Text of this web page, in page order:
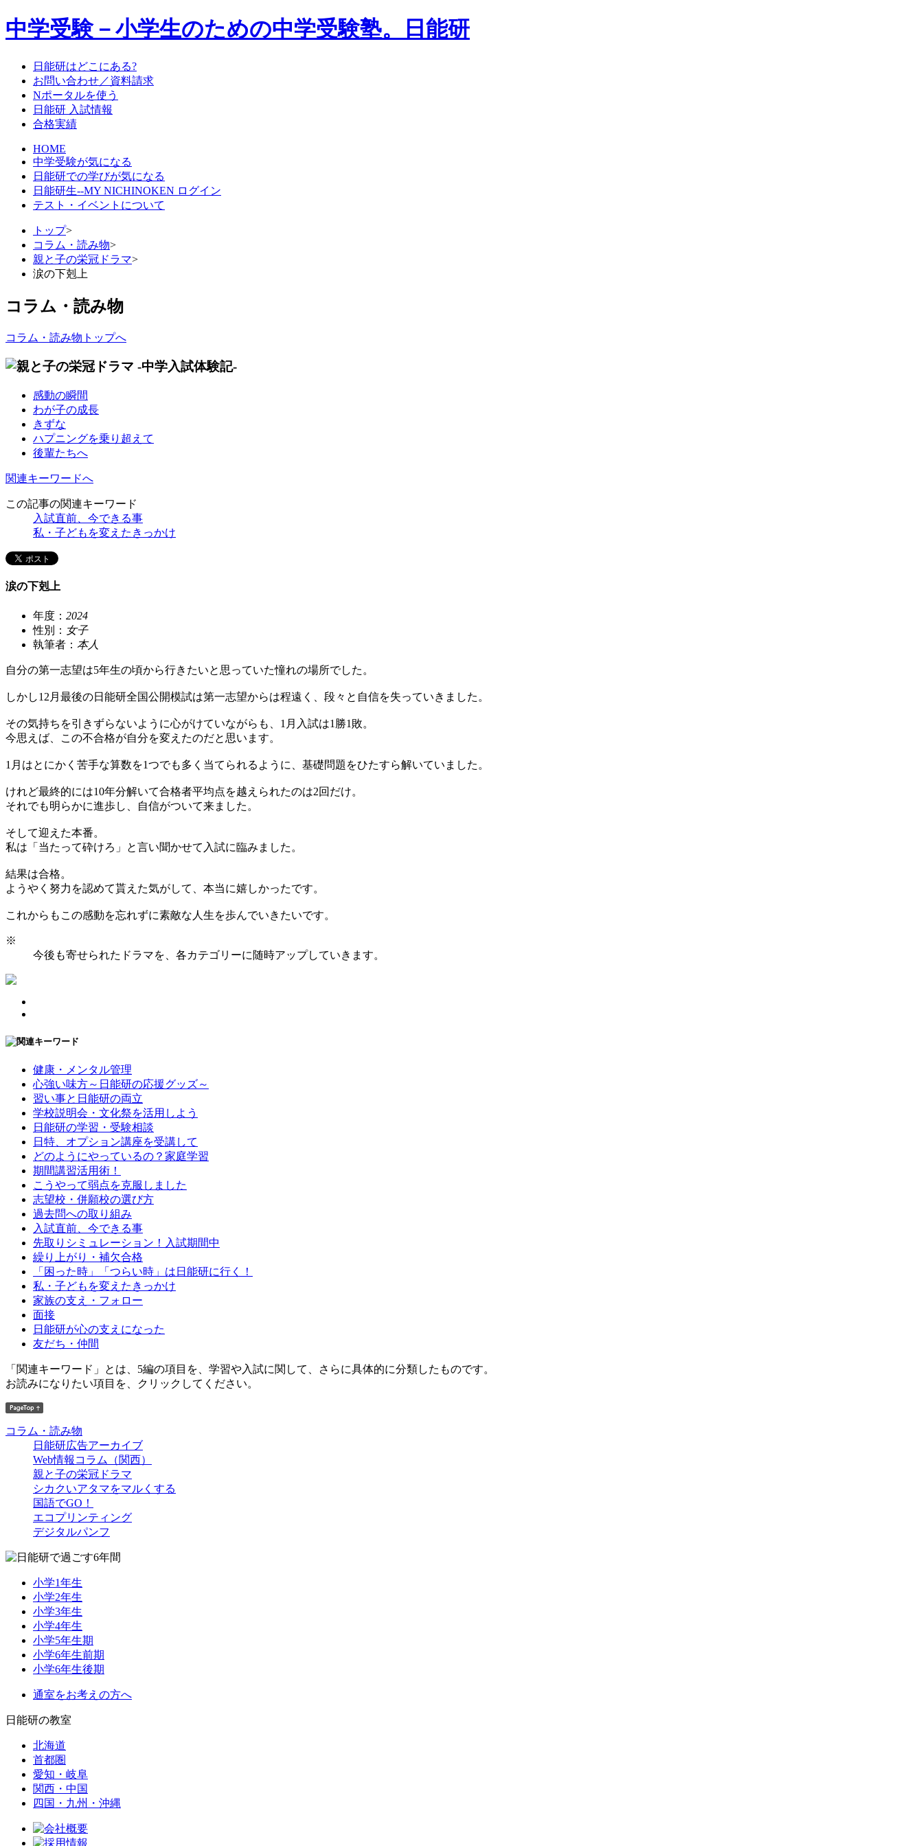
中学受験－小学生のための中学受験塾。日能研
日能研はどこにある?
お問い合わせ／資料請求
Nポータルを使う
日能研 入試情報
合格実績
HOME
中学受験が気になる
日能研での学びが気になる
日能研生--MY NICHINOKEN ログイン
テスト・イベントについて
トップ>
コラム・読み物>
親と子の栄冠ドラマ>
涙の下剋上
コラム・読み物
コラム・読み物トップへ
感動の瞬間
わが子の成長
きずな
ハプニングを乗り超えて
後輩たちへ
関連キーワードへ
この記事の関連キーワード
入試直前、今できる事
私・子どもを変えたきっかけ
涙の下剋上
年度： 2024
性別： 女子
執筆者： 本人
自分の第一志望は5年生の頃から行きたいと思っていた憧れの場所でした。
しかし12月最後の日能研全国公開模試は第一志望からは程遠く、段々と自信を失っていきました。
その気持ちを引きずらないように心がけていながらも、1月入試は1勝1敗。
今思えば、この不合格が自分を変えたのだと思います。
1月はとにかく苦手な算数を1つでも多く当てられるように、基礎問題をひたすら解いていました。
けれど最終的には10年分解いて合格者平均点を越えられたのは2回だけ。
それでも明らかに進歩し、自信がついて来ました。
そして迎えた本番。
私は「当たって砕けろ」と言い聞かせて入試に臨みました。
結果は合格。
ようやく努力を認めて貰えた気がして、本当に嬉しかったです。
これからもこの感動を忘れずに素敵な人生を歩んでいきたいです。
※
今後も寄せられたドラマを、各カテゴリーに随時アップしていきます。
健康・メンタル管理
心強い味方～日能研の応援グッズ～
習い事と日能研の両立
学校説明会・文化祭を活用しよう
日能研の学習・受験相談
日特、オプション講座を受講して
どのようにやっているの？家庭学習
期間講習活用術！
こうやって弱点を克服しました
志望校・併願校の選び方
過去問への取り組み
入試直前、今できる事
先取りシミュレーション！入試期間中
繰り上がり・補欠合格
「困った時」「つらい時」は日能研に行く！
私・子どもを変えたきっかけ
家族の支え・フォロー
面接
日能研が心の支えになった
友だち・仲間
「関連キーワード」とは、5編の項目を、学習や入試に関して、さらに具体的に分類したものです。
お読みになりたい項目を、クリックしてください。
コラム・読み物
日能研広告アーカイブ
Web情報コラム（関西）
親と子の栄冠ドラマ
シカクいアタマをマルくする
国語でGO！
エコプリンティング
デジタルパンフ
小学1年生
小学2年生
小学3年生
小学4年生
小学5年生期
小学6年生前期
小学6年生後期
通室をお考えの方へ
日能研の教室
北海道
首都圏
愛知・岐阜
関西・中国
四国・九州・沖縄